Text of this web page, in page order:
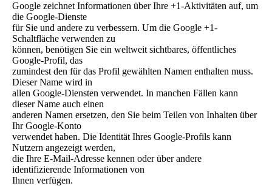
Google zeichnet Informationen über Ihre +1-Aktivitäten auf, um
die Google-Dienste
für Sie und andere zu verbessern. Um die Google +1-
Schaltfläche verwenden zu
können, benötigen Sie ein weltweit sichtbares, öffentliches
Google-Profil, das
zumindest den für das Profil gewählten Namen enthalten muss.
Dieser Name wird in
allen Google-Diensten verwendet. In manchen Fällen kann
dieser Name auch einen
anderen Namen ersetzen, den Sie beim Teilen von Inhalten über
Ihr Google-Konto
verwendet haben. Die Identität Ihres Google-Profils kann
Nutzern angezeigt werden,
die Ihre E-Mail-Adresse kennen oder über andere
identifizierende Informationen von
Ihnen verfügen.